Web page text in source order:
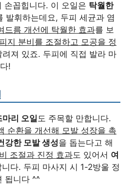
손꼽힙니다. 이 오일은 탁월한
발휘하는데요, 두피 세균과 염
드름 개선에 탁월한 효과를 보
지 분비를 조절하고 모공을 정
져 있죠. 두피에 직접 발라 마
!
마리 오일도 주목할 만합니다.
순환을 개선해 모발 성장을 촉
강한 모발 생성을 돕는다고 해
조절과 진정 효과도 있어서 여
다. 두피 마사지 시 1-2방울 정
됩니다 ^^